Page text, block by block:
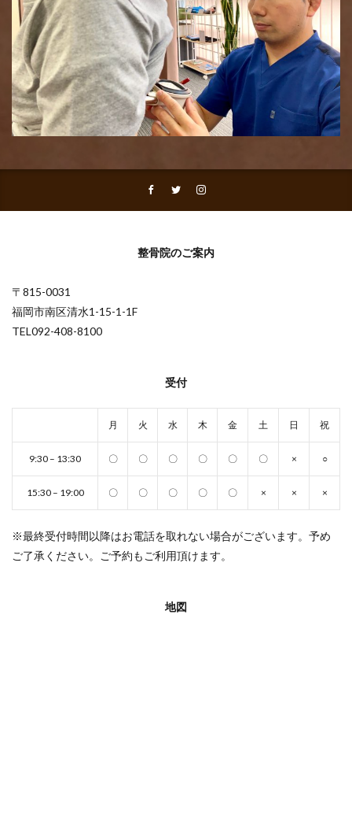
整骨院のご案内
〒815-0031
福岡市南区清水1-15-1-1F
TEL092-408-8100
受付
月 火 水 木 金 土 日 祝
9:30 – 13:30 〇 〇 〇 〇 〇 〇 × ○
15:30 – 19:00 〇 〇 〇 〇 〇 × × ×
※最終受付時間以降はお電話を取れない場合がございます。予め
ご了承ください。ご予約もご利用頂けます。
地図